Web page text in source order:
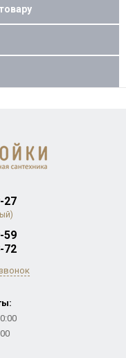
27
59
72